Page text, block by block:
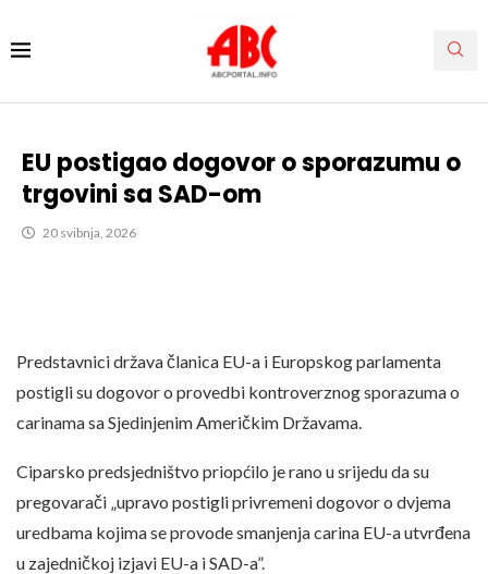
EU postigao dogovor o sporazumu o
trgovini sa SAD-om
20 svibnja, 2026
Predstavnici država članica EU-a i Europskog parlamenta
postigli su dogovor o provedbi kontroverznog sporazuma o
carinama sa Sjedinjenim Američkim Državama.
Ciparsko predsjedništvo priopćilo je rano u srijedu da su
pregovarači „upravo postigli privremeni dogovor o dvjema
uredbama kojima se provode smanjenja carina EU-a utvrđena
u zajedničkoj izjavi EU-a i SAD-a”.